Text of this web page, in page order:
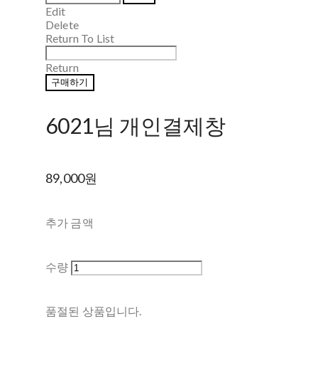
Edit
Delete
Return To List
Return
구매하기
6021님 개인결제창
89,000원
추가 금액
수량
품절된 상품입니다.